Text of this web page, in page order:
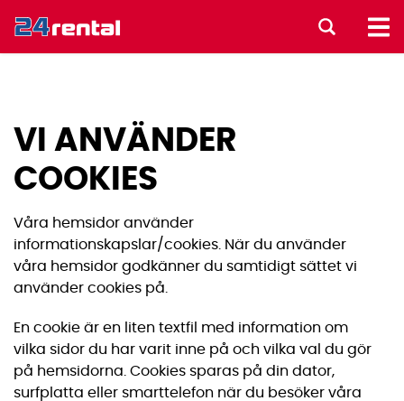
VI ANVÄNDER
COOKIES
Våra hemsidor använder
informationskapslar/cookies. När du använder
våra hemsidor godkänner du samtidigt sättet vi
använder cookies på.
En cookie är en liten textfil med information om
vilka sidor du har varit inne på och vilka val du gör
på hemsidorna. Cookies sparas på din dator,
surfplatta eller smarttelefon när du besöker våra